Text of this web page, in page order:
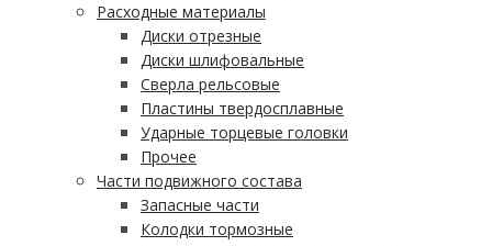
Расходные материалы
Диски отрезные
Диски шлифовальные
Сверла рельсовые
Пластины твердосплавные
Ударные торцевые головки
Прочее
Части подвижного состава
Запасные части
Колодки тормозные